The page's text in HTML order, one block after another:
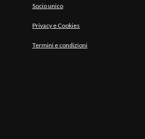
Socio unico
Privacy e Cookies
Termini e condizioni